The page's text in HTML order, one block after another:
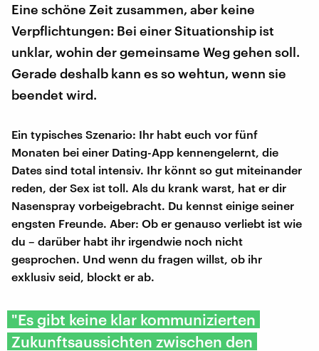
Eine schöne Zeit zusammen, aber keine
Verpflichtungen: Bei einer Situationship ist
unklar, wohin der gemeinsame Weg gehen soll.
Gerade deshalb kann es so wehtun, wenn sie
beendet wird.
Ein typisches Szenario: Ihr habt euch vor fünf
Monaten bei einer Dating-App kennengelernt, die
Dates sind total intensiv. Ihr könnt so gut miteinander
reden, der Sex ist toll. Als du krank warst, hat er dir
Nasenspray vorbeigebracht. Du kennst einige seiner
engsten Freunde. Aber: Ob er genauso verliebt ist wie
du – darüber habt ihr irgendwie noch nicht
gesprochen. Und wenn du fragen willst, ob ihr
exklusiv seid, blockt er ab.
"Es gibt keine klar kommunizierten
Zukunftsaussichten zwischen den